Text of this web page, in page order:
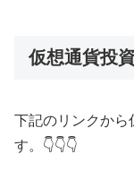
仮想通貨投
下記のリンクから
す。👇👇👇